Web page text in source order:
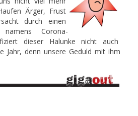
Ärger, Frust
durch einen
namens Corona-
dieser Halunke nicht auch
Jahr, denn unsere Geduld mit ihm